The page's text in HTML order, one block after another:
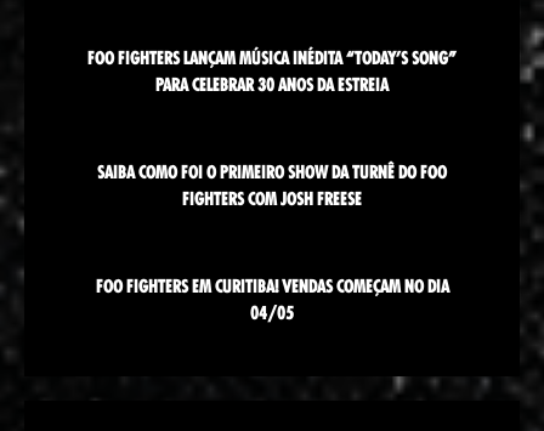
FOO FIGHTERS LANÇAM MÚSICA INÉDITA “TODAY’S SONG”
PARA CELEBRAR 30 ANOS DA ESTREIA
SAIBA COMO FOI O PRIMEIRO SHOW DA TURNÊ DO FOO
FIGHTERS COM JOSH FREESE
FOO FIGHTERS EM CURITIBA! VENDAS COMEÇAM NO DIA
04/05